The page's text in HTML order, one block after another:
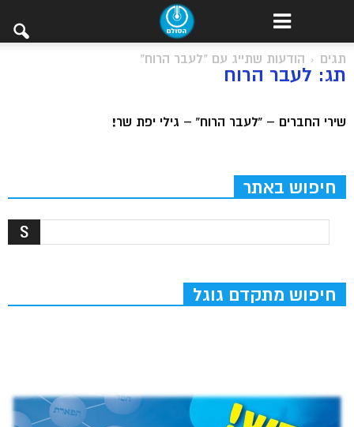
תגים הודעות שתייג עם "לעבר הרוח"
תג: לעבר הרוח
שירי החברים – “לעבר הרוח” – גילי יפת שר!
חיפוש באתר
חיפוש מתקדם גוגל